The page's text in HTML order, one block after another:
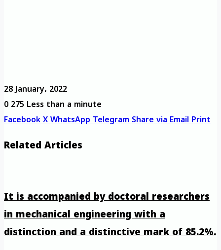
28 January، 2022
0275 Less than a minute
FacebookXWhatsAppTelegramShare via EmailPrint
Related Articles
It is accompanied by doctoral researchers
in mechanical engineering with a
distinction and a distinctive mark of 85.2%.